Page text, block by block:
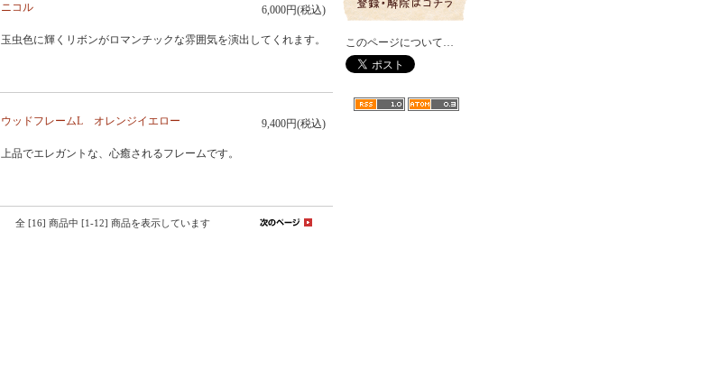
ニコル 6,000円(税込)
玉虫色に輝くリボンがロマンチックな雰囲気を演出してくれます。
ウッドフレームL オレンジイエロー 9,400円(税込)
上品でエレガントな、心癒されるフレームです。
全 [16] 商品中 [1-12] 商品を表示しています
このページについて…